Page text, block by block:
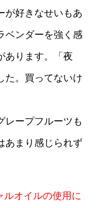
が好きなせいもあ
ベンダーを強く感
あります。「夜
た。買ってないけ
レープフルーツも
あまり感じられず
ルオイルの使用に